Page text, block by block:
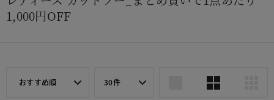
1,000円OFF
おすすめ順 30件